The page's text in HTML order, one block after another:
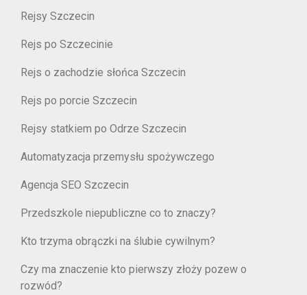
Rejsy Szczecin
Rejs po Szczecinie
Rejs o zachodzie słońca Szczecin
Rejs po porcie Szczecin
Rejsy statkiem po Odrze Szczecin
Automatyzacja przemysłu spożywczego
Agencja SEO Szczecin
Przedszkole niepubliczne co to znaczy?
Kto trzyma obrączki na ślubie cywilnym?
Czy ma znaczenie kto pierwszy złoży pozew o
rozwód?